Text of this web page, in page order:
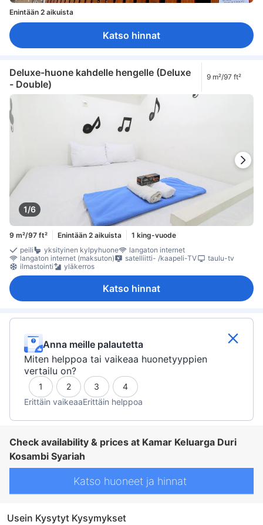
Enintään 2 aikuista
Katso hinnat
Deluxe-huone kahdelle hengelle (Deluxe
- Double)
9 m²/97 ft²
1/6
9 m²/97 ft² Enintään 2 aikuista
1 king-vuode
peili
yksityinen kylpyhuone
langaton internet
langaton internet (maksuton)
satelliitti- /kaapeli-TV
taulu-tv
ilmastointi
yläkerros
Katso hinnat
Anna meille palautetta
Miten helppoa tai vaikeaa huonetyyppien
vertailu on?
1 2 3
4
Erittäin vaikeaaErittäin helppoa
Check availability & prices at Kamar Keluarga Duri
Kosambi Syariah
Katso huoneet ja hinnat
Usein Kysytyt Kysymykset